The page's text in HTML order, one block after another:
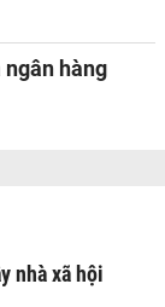
ngân hàng
nhà xã hội